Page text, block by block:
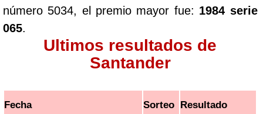
número 5034, el premio mayor fue: 1984 serie
065.
Ultimos resultados de
Santander
Fecha Sorteo Resultado